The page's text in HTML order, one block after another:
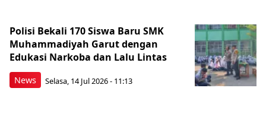
News
Polisi Bekali 170 Siswa Baru SMK
Muhammadiyah Garut dengan
Edukasi Narkoba dan Lalu Lintas
Selasa, 14 Jul 2026 - 11:13